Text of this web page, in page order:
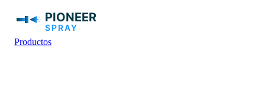
Productos